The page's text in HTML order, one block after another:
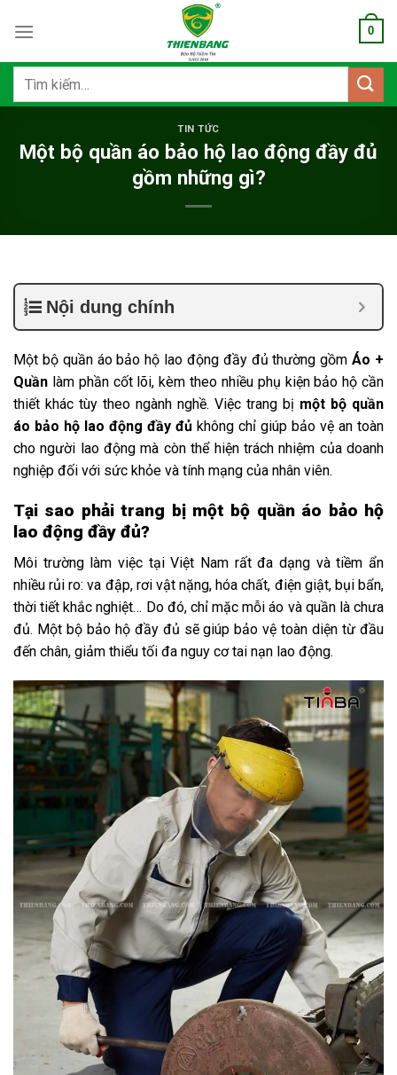
qua
dung
0
Tìm
TIN TỨC
Một bộ quần áo bảo hộ lao động đầy đủ
gồm những gì?
Nội dung chính
Một bộ quần áo bảo hộ lao động đầy đủ thường gồmÁo +
Quần làm phần cốt lõi, kèm theo nhiều phụ kiện bảo hộ cần
thiết khác tùy theo ngành nghề. Việc trang bị một bộ quần
áo bảo hộ lao động đầy đủ không chỉ giúp bảo vệ an toàn
cho người lao động mà còn thể hiện trách nhiệm của doanh
nghiệp đối với sức khỏe và tính mạng của nhân viên.
Tại sao phải trang bị một bộ quần áo bảo hộ
lao động đầy đủ?
Môi trường làm việc tại Việt Nam rất đa dạng và tiềm ẩn
nhiều rủi ro: va đập, rơi vật nặng, hóa chất, điện giật, bụi bẩn,
thời tiết khắc nghiệt… Do đó, chỉ mặc mỗi áo và quần là chưa
đủ. Một bộ bảo hộ đầy đủ sẽ giúp bảo vệ toàn diện từ đầu
đến chân, giảm thiểu tối đa nguy cơ tai nạn lao động.